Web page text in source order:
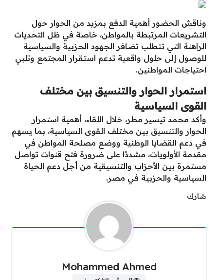
وناقش الحضور أهمية الدفع بمزيد من الحوار حول
التشريعات المرتبطة بالمواطن، خاصة في ظل التحديات
الراهنة التي تتطلب تضافر الجهود الحزبية والسياسية
للوصول إلى حلول واقعية تدعم استقرار المجتمع وتلبي
احتياجات المواطنين.
استمرار الحوار والتنسيق بين مختلف
القوى السياسية
وأكد محمد تيسير مطر، خلال اللقاء، أهمية استمرار
الحوار والتنسيق بين مختلف القوى السياسية، بما يسهم
في دعم القضايا الوطنية ووضع مصلحة المواطن في
مقدمة الأولويات، مشددًا على ضرورة فتح قنوات تواصل
مستمرة بين الأحزاب والتنسيقية من أجل دعم الحياة
السياسية والحزبية في مصر.
شارك
Mohammed Ahmed